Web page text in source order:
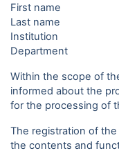
First name
Last name
Institution
Department
Within the scope of
informed about the
for the processing of
The registration of
the contents and